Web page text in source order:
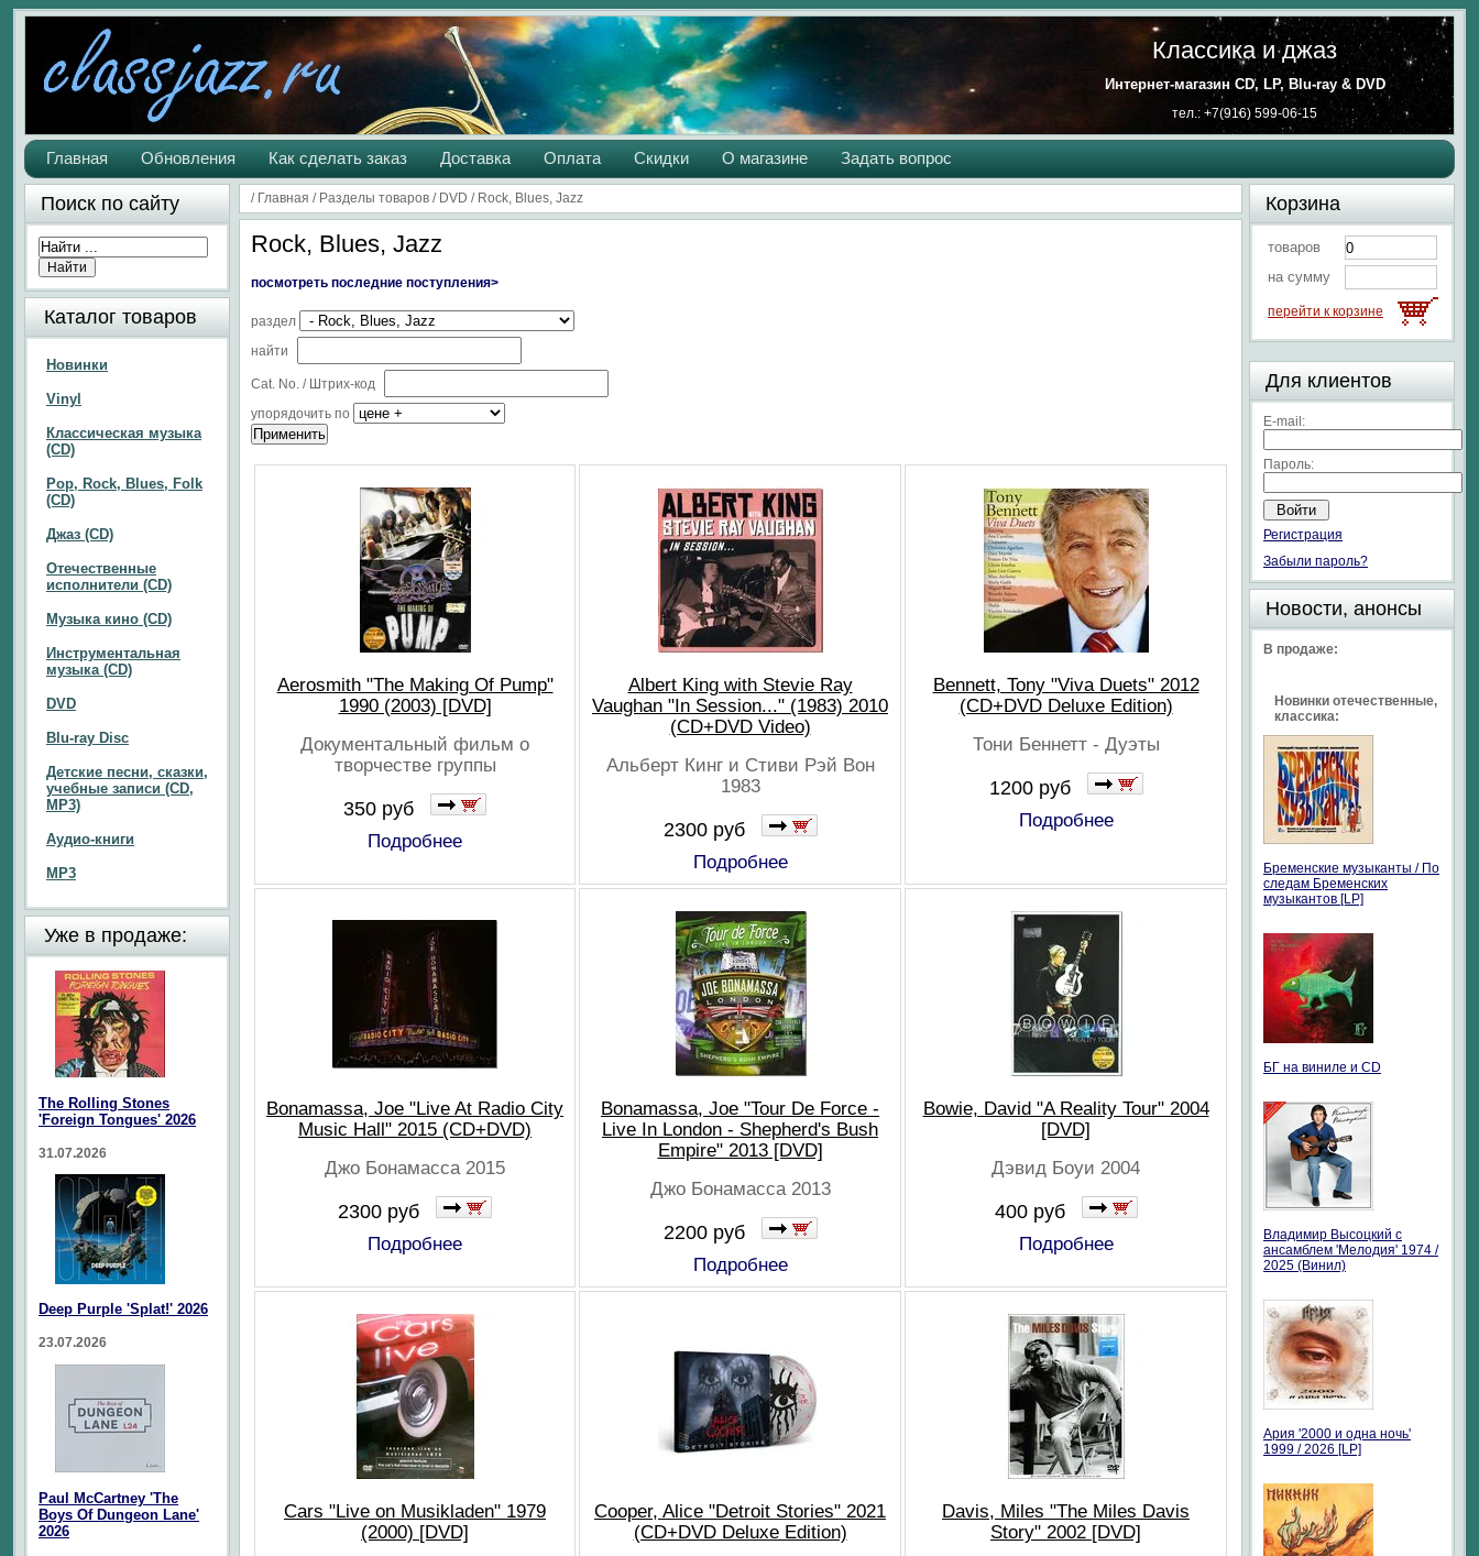
Классика и джаз
Интернет-магазин CD, LP, Blu-ray & DVD
тел.: +7(916) 599-06-15
Главная Обновления Как сделать заказ Доставка Оплата Скидки О магазине Задать вопрос
/ Главная / Разделы товаров / DVD / Rock, Blues, Jazz
Rock, Blues, Jazz
посмотреть последние поступления>
раздел
найти
Cat. No. / Штрих-код
упорядочить по
Aerosmith "The Making Of Pump"
1990 (2003) [DVD]
Документальный фильм о
творчестве группы
350 руб
Подробнее
Albert King with Stevie Ray
Vaughan "In Session..." (1983) 2010
(CD+DVD Video)
Альберт Кинг и Стиви Рэй Вон
1983
2300 руб
Подробнее
Bennett, Tony "Viva Duets" 2012
(CD+DVD Deluxe Edition)
Тони Беннетт - Дуэты
1200 руб
Подробнее
Bonamassa, Joe "Live At Radio City
Music Hall" 2015 (CD+DVD)
Джо Бонамасса 2015
2300 руб
Подробнее
Bonamassa, Joe "Tour De Force -
Live In London - Shepherd's Bush
Empire" 2013 [DVD]
Джо Бонамасса 2013
2200 руб
Подробнее
Bowie, David "A Reality Tour" 2004
[DVD]
Дэвид Боуи 2004
400 руб
Подробнее
Cars "Live on Musikladen" 1979
(2000) [DVD]
Cooper, Alice "Detroit Stories" 2021
(CD+DVD Deluxe Edition)
Davis, Miles "The Miles Davis
Story" 2002 [DVD]
Поиск по сайту
Каталог товаров
Новинки
Vinyl
Классическая музыка
(CD)
Pop, Rock, Blues, Folk
(CD)
Джаз (CD)
Отечественные
исполнители (CD)
Музыка кино (CD)
Инструментальная
музыка (CD)
DVD
Blu-ray Disc
Детские песни, сказки,
учебные записи (CD,
MP3)
Аудио-книги
MP3
Уже в продаже:
The Rolling Stones
'Foreign Tongues' 2026
31.07.2026
Deep Purple 'Splat!' 2026
23.07.2026
Paul McCartney 'The
Boys Of Dungeon Lane'
2026
Корзина
товаров
на сумму
перейти к корзине
Для клиентов
E-mail:
Пароль:
Регистрация
Забыли пароль?
Новости, анонсы
В продаже:
Новинки отечественные,
классика:
Бременские музыканты / По
следам Бременских
музыкантов [LP]
БГ на виниле и CD
Владимир Высоцкий с
ансамблем 'Мелодия' 1974 /
2025 (Винил)
Ария '2000 и одна ночь'
1999 / 2026 [LP]